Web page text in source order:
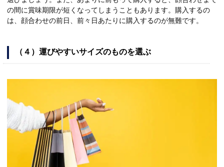
の間に賞味期限が短くなってしまうこともあります。購入するの
は、顔合わせの前日、前々日あたりに購入するのが無難です。
（４）運びやすいサイズのものを選ぶ